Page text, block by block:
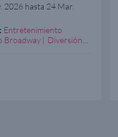
2026 hasta 24 Mar.
Entretenimiento
Broadway
Diversión